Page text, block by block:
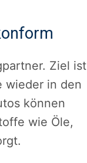
Ziel ist
wieder in den
können
wie Öle,